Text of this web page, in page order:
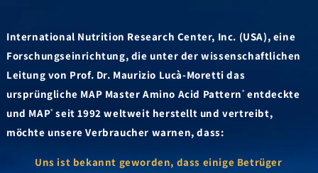
International Nutrition Research Center, Inc. (USA), eine
Forschungseinrichtung, die unter der wissenschaftlichen
Leitung von Prof. Dr. Maurizio Lucà-Moretti das
ursprüngliche MAP Master Amino Acid Pattern ® entdeckte
und MAP® seit 1992 weltweit herstellt und vertreibt,
möchte unsere Verbraucher warnen, dass:
Uns ist bekannt geworden, dass einige Betrüger